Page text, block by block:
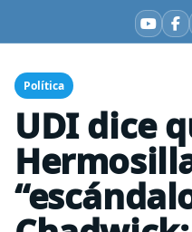
Política
UDI dice